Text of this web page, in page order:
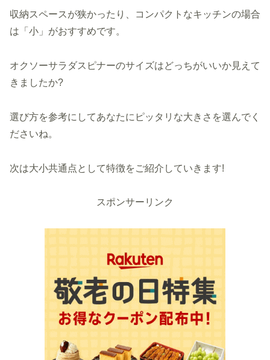
収納スペースが狭かったり、コンパクトなキッチンの場合
は「小」がおすすめです。
オクソーサラダスピナーのサイズはどっちがいいか見えて
きましたか?
選び方を参考にしてあなたにピッタリな大きさを選んでく
ださいね。
次は大小共通点として特徴をご紹介していきます!
スポンサーリンク